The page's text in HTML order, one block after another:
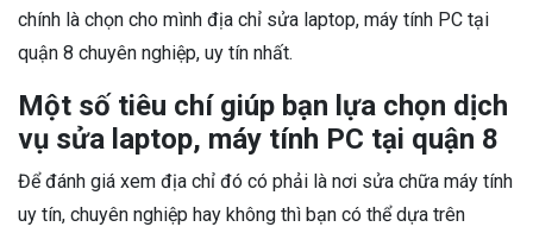
chính là chọn cho mình địa chỉ sửa laptop, máy tính PC tại
quận 8 chuyên nghiệp, uy tín nhất.
Một số tiêu chí giúp bạn lựa chọn dịch
vụ sửa laptop, máy tính PC tại quận 8
Để đánh giá xem địa chỉ đó có phải là nơi sửa chữa máy tính
uy tín, chuyên nghiệp hay không thì bạn có thể dựa trên